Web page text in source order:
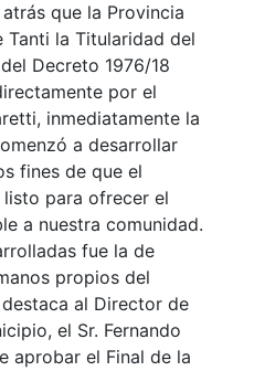
que la Provincia
la Titularidad del
Decreto 1976/18
por el
inmediatamente la
a desarrollar
fines de que el
para ofrecer el
a nuestra comunidad.
fue la de
propios del
al Director de
el Sr. Fernando
aprobar el Final de la